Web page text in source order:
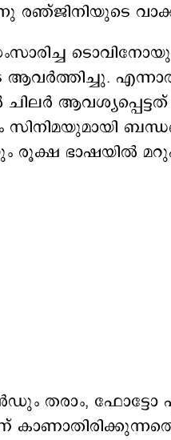
രഞ്ജിനിയുടെ
ആവർത്തിച്ചു.
ചിലർ
രൂക്ഷ ഭാഷയിൽ
തരാം, ഫോട്ടോ